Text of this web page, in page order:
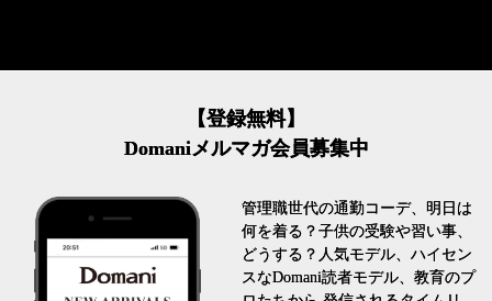
【登録無料】
Domaniメルマガ会員募集中
管理職世代の通勤コーデ、明日は
何を着る？子供の受験や習い事、
どうする？人気モデル、ハイセン
スなDomani読者モデル、教育のプ